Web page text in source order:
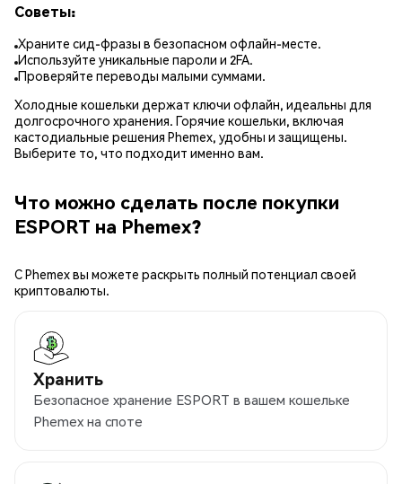
Советы:
Храните сид-фразы в безопасном офлайн-месте.
Используйте уникальные пароли и 2FA.
Проверяйте переводы малыми суммами.
Холодные кошельки держат ключи офлайн, идеальны для
долгосрочного хранения. Горячие кошельки, включая
кастодиальные решения Phemex, удобны и защищены.
Выберите то, что подходит именно вам.
Что можно сделать после покупки
ESPORT на Phemex?
С Phemex вы можете раскрыть полный потенциал своей
криптовалюты.
Хранить
Безопасное хранение ESPORT в вашем кошельке
Phemex на споте